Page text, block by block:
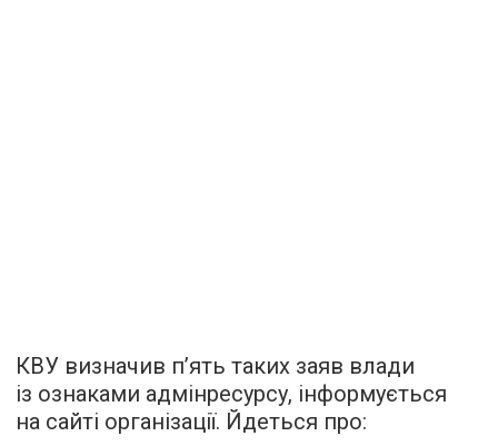
КВУ визначив п’ять таких заяв влади
із ознаками адмінресурсу, інформується
на сайті організації. Йдеться про: